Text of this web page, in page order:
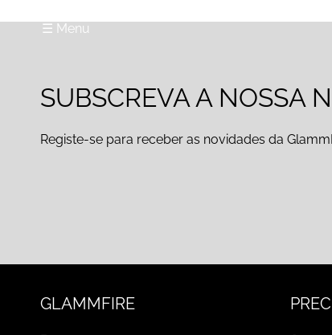
☰ Menu
SUBSCREVA A NOSSA
Registe-se para receber as novidades da
GLAMMFIRE